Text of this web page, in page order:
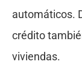
automáticos.
crédito
viviendas.